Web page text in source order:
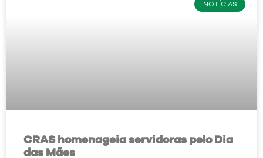
NOTÍCIAS
CRAS homenageia servidoras pelo Dia
das Mães